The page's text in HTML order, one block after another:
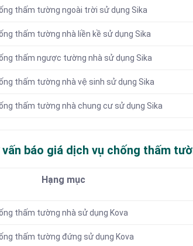
thấm tường ngoài trời sử dụng Sika
thấm tường nhà liền kề sử dụng Sika
thấm ngược tường nhà sử dụng Sika
thấm tường nhà vệ sinh sử dụng Sika
thấm tường nhà chung cư sử dụng Sika
báo giá dịch vụ chống thấm
Hạng mục
thấm tường nhà sử dụng Kova
thấm tường đứng sử dụng Kova